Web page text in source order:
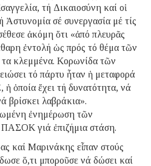
τή Δικαιοσύνη καί οἱ
Ἀστυνομία σέ συνεργασία μέ τίς
ἀκόμη ὅτι «ἀπό πλευρᾶς
ἐντολή ὡς πρός τό θέμα τῶν
κλεμμένα. Κορωνίδα τῶν
τό πάρτυ ἦταν ἡ μεταφορά
ἔχει τή δυνατότητα, νά
βρίσκει λαβράκια».
ἐνημέρωση τῶν
γιά ἐπιζήμια στάση.
καί Μαρινάκης εἶπαν στούς
ὅ,τι μποροῦσε νά δώσει καί